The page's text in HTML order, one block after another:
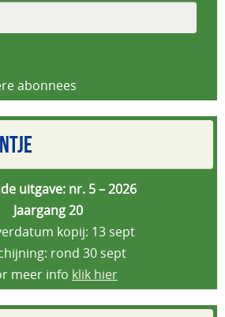
abonnees
uitgave: nr. 5 – 2026
Jaargang 20
kopij: 13 sept
rond 30 sept
meer info klik hier